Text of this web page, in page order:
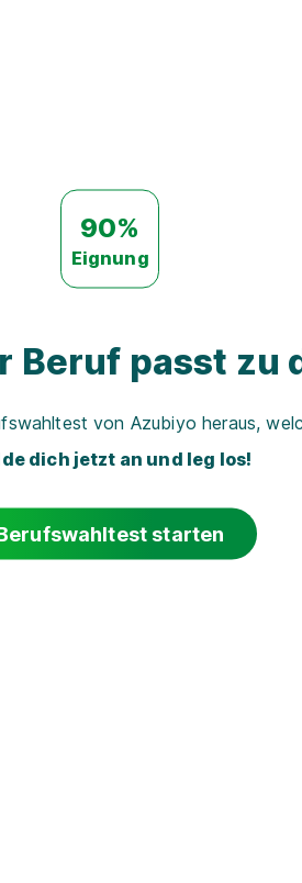
90%
Eignung
Beruf passt zu
von Azubiyo heraus,
dich jetzt an und leg los!
starten